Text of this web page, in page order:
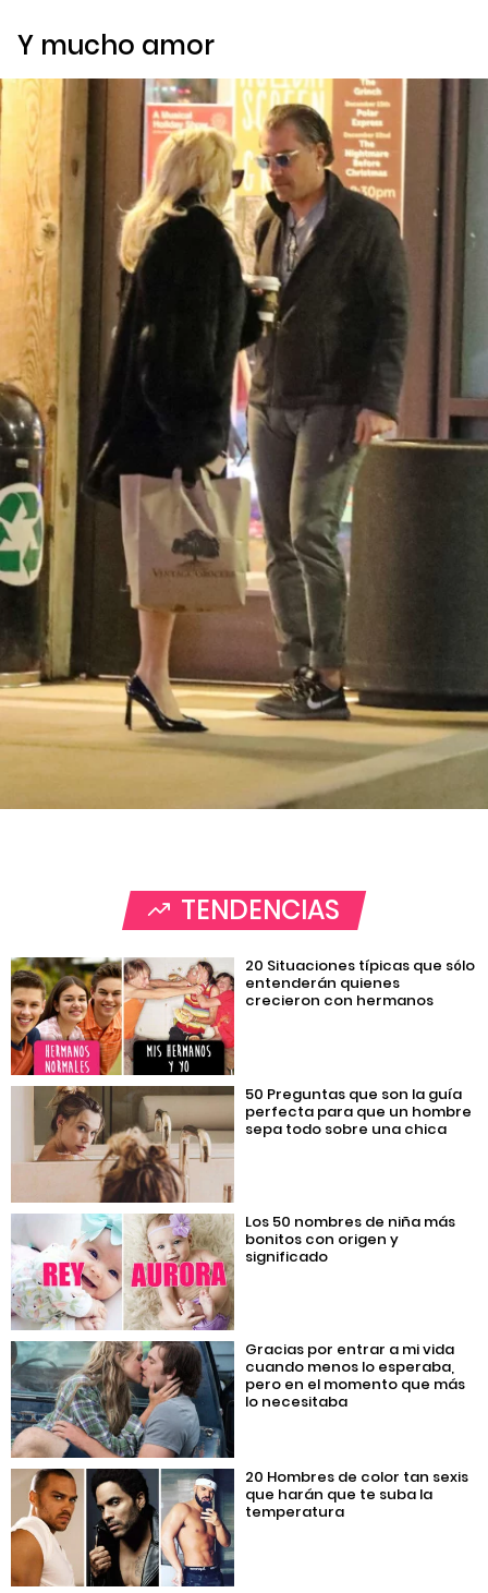
Y mucho amor
TENDENCIAS
20 Situaciones típicas que sólo
entenderán quienes
crecieron con hermanos
50 Preguntas que son la guía
perfecta para que un hombre
sepa todo sobre una chica
Los 50 nombres de niña más
bonitos con origen y
significado
Gracias por entrar a mi vida
cuando menos lo esperaba,
pero en el momento que más
lo necesitaba
20 Hombres de color tan sexis
que harán que te suba la
temperatura